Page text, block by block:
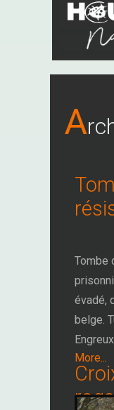
A
Tombe
évadé,
belge.
More...